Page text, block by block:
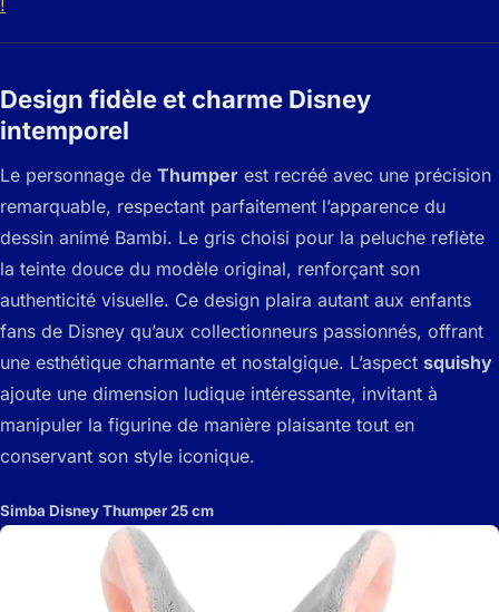
!
Design fidèle et charme Disney
intemporel
Le personnage de Thumper est recréé avec une précision
remarquable, respectant parfaitement l’apparence du
dessin animé Bambi. Le gris choisi pour la peluche reflète
la teinte douce du modèle original, renforçant son
authenticité visuelle. Ce design plaira autant aux enfants
fans de Disney qu’aux collectionneurs passionnés, offrant
une esthétique charmante et nostalgique. L’aspect squishy
ajoute une dimension ludique intéressante, invitant à
manipuler la figurine de manière plaisante tout en
conservant son style iconique.
Simba Disney Thumper 25 cm